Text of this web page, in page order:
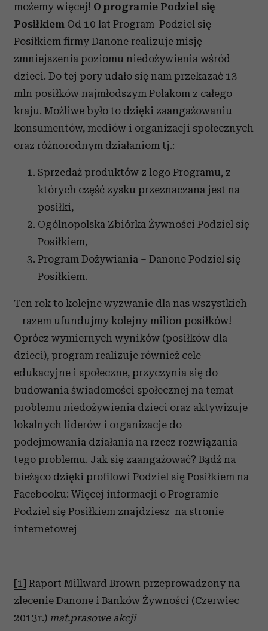
możemy więcej! O programie Podziel się
Posiłkiem Od 10 lat Program Podziel się
Posiłkiem firmy Danone realizuje misję
zmniejszenia poziomu niedożywienia wśród
dzieci. Do tej pory udało się nam przekazać 13
mln posiłków najmłodszym Polakom z całego
kraju. Możliwe było to dzięki zaangażowaniu
konsumentów, mediów i organizacji społecznych
oraz różnorodnym działaniom tj.:
Sprzedaż produktów z logo Programu, z
których część zysku przeznaczana jest na
posiłki,
Ogólnopolska Zbiórka Żywności Podziel się
Posiłkiem,
Program Dożywiania – Danone Podziel się
Posiłkiem.
Ten rok to kolejne wyzwanie dla nas wszystkich
– razem ufundujmy kolejny milion posiłków!
Oprócz wymiernych wyników (posiłków dla
dzieci), program realizuje również cele
edukacyjne i społeczne, przyczynia się do
budowania świadomości społecznej na temat
problemu niedożywienia dzieci oraz aktywizuje
lokalnych liderów i organizacje do
podejmowania działania na rzecz rozwiązania
tego problemu. Jak się zaangażować? Bądź na
bieżąco dzięki profilowi Podziel się Posiłkiem na
Facebooku: Więcej informacji o Programie
Podziel się Posiłkiem znajdziesz na stronie
internetowej
[1] Raport Millward Brown przeprowadzony na
zlecenie Danone i Banków Żywności (Czerwiec
2013r.) mat.prasowe akcji